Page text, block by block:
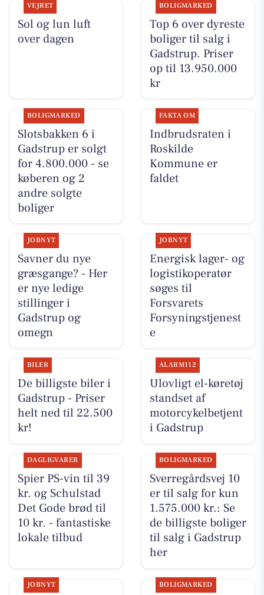
VEJRET
Sol og lun luft
over dagen
BOLIGMARKED
Top 6 over dyreste
boliger til salg i
Gadstrup. Priser
op til 13.950.000
kr
BOLIGMARKED
Slotsbakken 6 i
Gadstrup er solgt
for 4.800.000 - se
køberen og 2
andre solgte
boliger
FAKTA OM
Indbrudsraten i
Roskilde
Kommune er
faldet
JOBNYT
Savner du nye
græsgange? - Her
er nye ledige
stillinger i
Gadstrup og
omegn
JOBNYT
Energisk lager- og
logistikoperatør
søges til
Forsvarets
Forsyningstjenest
e
BILER
De billigste biler i
Gadstrup - Priser
helt ned til 22.500
kr!
ALARM112
Ulovligt el-køretøj
standset af
motorcykelbetjent
i Gadstrup
DAGLIGVARER
Spier PS-vin til 39
kr. og Schulstad
Det Gode brød til
10 kr. - fantastiske
lokale tilbud
BOLIGMARKED
Sverregårdsvej 10
er til salg for kun
1.575.000 kr.: Se
de billigste boliger
til salg i Gadstrup
her
JOBNYT BOLIGMARKED